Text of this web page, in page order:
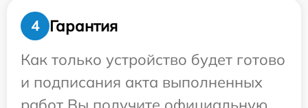
4
Гарантия
Как только устройство будет готово
и подписания акта выполненных